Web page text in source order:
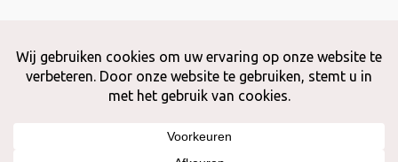
Copyright © 2026 Snuffelstore
Adax BV - 0032 (0)50 66 56 51 -info@snuffelstore.be